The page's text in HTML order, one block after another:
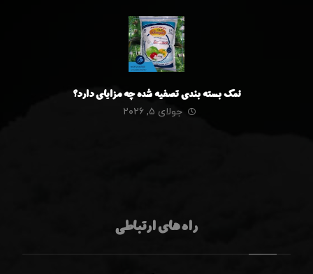
نمک بسته بندی تصفیه شده چه مزایای دارد؟
جولای ۵, ۲۰۲۶
راه های ارتباطی